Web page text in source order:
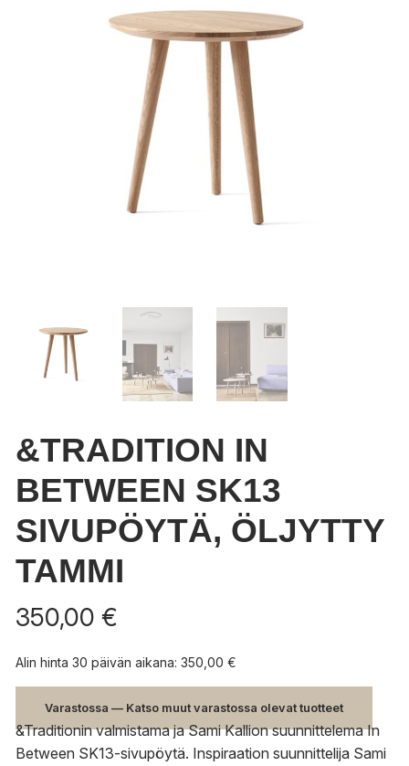
&TRADITION IN
BETWEEN SK13
SIVUPÖYTÄ, ÖLJYTTY
TAMMI
350,00 €
Alin hinta 30 päivän aikana: 350,00 €
Varastossa — Katso muut varastossa olevat tuotteet
&Traditionin valmistama ja Sami Kallion suunnittelema In
Between SK13-sivupöytä. Inspiraation suunnittelija Sami